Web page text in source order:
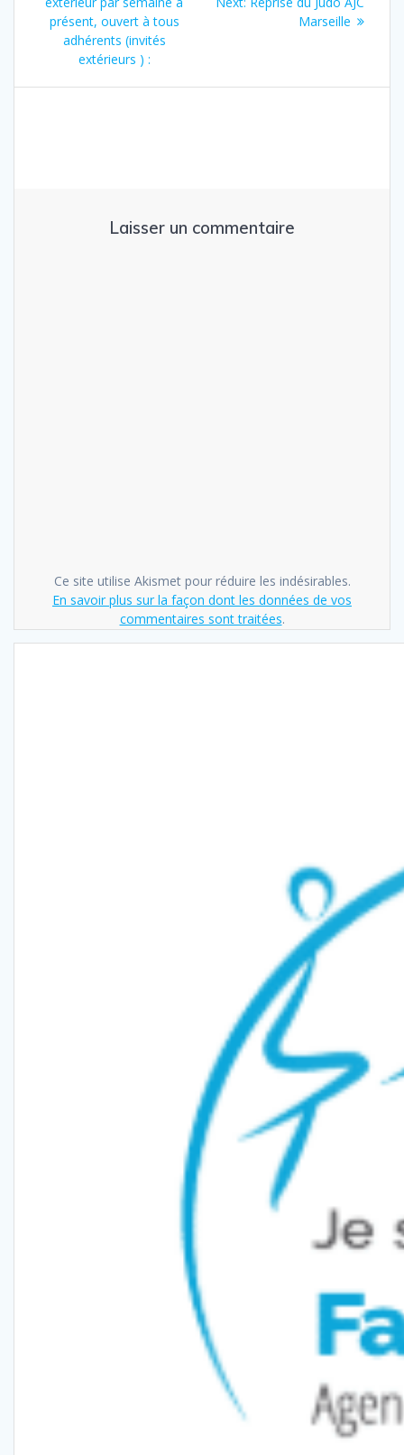
l’article
présent, ouvert à tous
adhérents (invités
extérieurs ) :
Marseille
Laisser un commentaire
Ce site utilise Akismet pour réduire les indésirables.
En savoir plus sur la façon dont les données de vos
commentaires sont traitées.